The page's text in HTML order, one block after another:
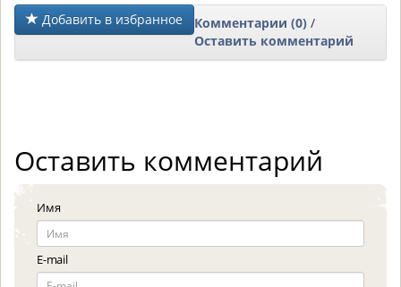
Добавить в избранное Комментарии (0) /
Оставить комментарий
Оставить комментарий
Имя
E-mail